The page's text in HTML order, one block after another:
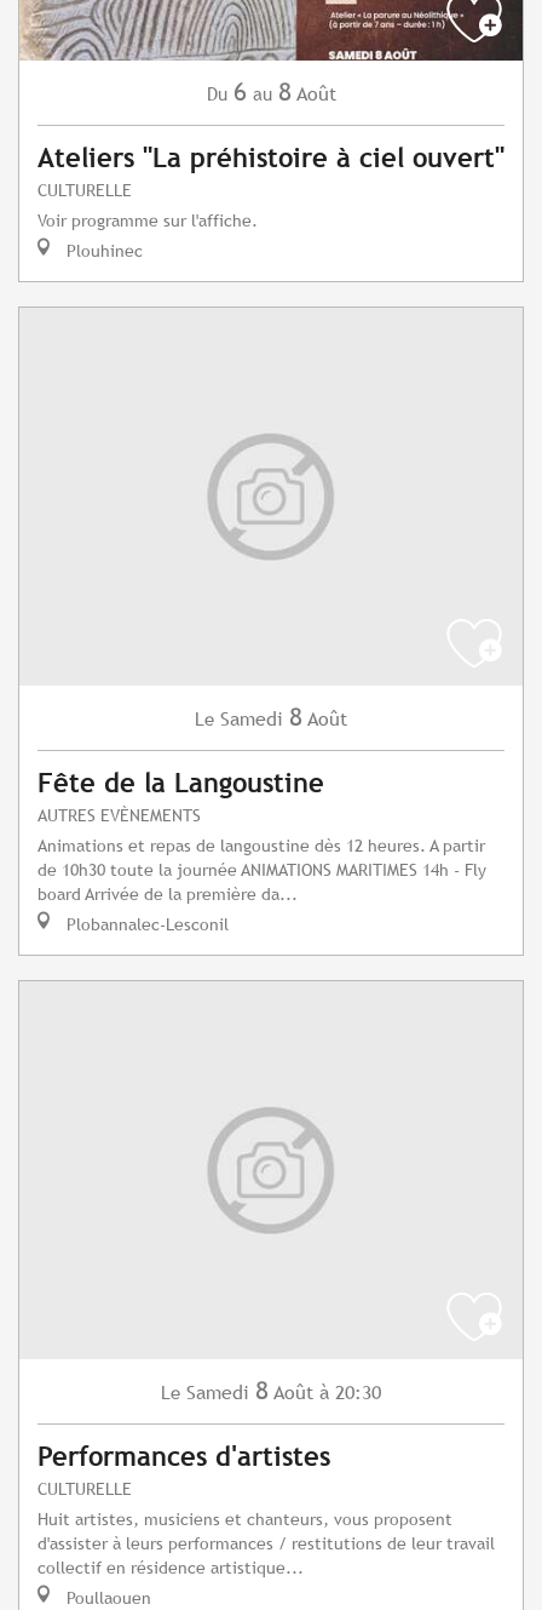
Du 6 au 8 Août
Ateliers "La préhistoire à ciel ouvert"
CULTURELLE
Voir programme sur l'affiche.
Plouhinec
Le Samedi 8 Août
Fête de la Langoustine
AUTRES EVÈNEMENTS
Animations et repas de langoustine dès 12 heures. A partir
de 10h30 toute la journée ANIMATIONS MARITIMES 14h - Fly
board Arrivée de la première da...
Plobannalec-Lesconil
Le Samedi 8 Août à 20:30
Performances d'artistes
CULTURELLE
Huit artistes, musiciens et chanteurs, vous proposent
d'assister à leurs performances / restitutions de leur travail
collectif en résidence artistique...
Poullaouen